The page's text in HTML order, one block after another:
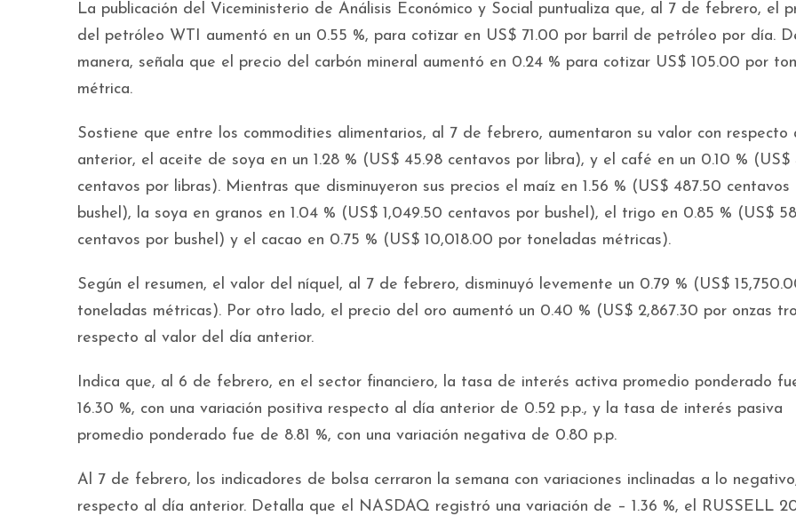
La publicación del Viceministerio de Análisis Económico y Social puntualiza que, al 7 de febrero, el
del petróleo WTI aumentó en un 0.55 %, para cotizar en US$ 71.00 por barril de petróleo por día.
manera, señala que el precio del carbón mineral aumentó en 0.24 % para cotizar US$ 105.00 por
métrica.
Sostiene que entre los commodities alimentarios, al 7 de febrero, aumentaron su valor con respecto
anterior, el aceite de soya en un 1.28 % (US$ 45.98 centavos por libra), y el café en un 0.10 % (US$
centavos por libras). Mientras que disminuyeron sus precios el maíz en 1.56 % (US$ 487.50 centavos
bushel), la soya en granos en 1.04 % (US$ 1,049.50 centavos por bushel), el trigo en 0.85 % (US$
centavos por bushel) y el cacao en 0.75 % (US$ 10,018.00 por toneladas métricas).
Según el resumen, el valor del níquel, al 7 de febrero, disminuyó levemente un 0.79 % (US$
toneladas métricas). Por otro lado, el precio del oro aumentó un 0.40 % (US$ 2,867.30 por onzas
respecto al valor del día anterior.
Indica que, al 6 de febrero, en el sector financiero, la tasa de interés activa promedio ponderado
16.30 %, con una variación positiva respecto al día anterior de 0.52 p.p., y la tasa de interés pasiva
promedio ponderado fue de 8.81 %, con una variación negativa de 0.80 p.p.
Al 7 de febrero, los indicadores de bolsa cerraron la semana con variaciones inclinadas a lo
respecto al día anterior. Detalla que el NASDAQ registró una variación de – 1.36 %, el RUSSELL